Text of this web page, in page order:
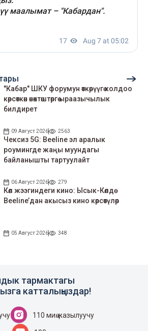
"Кабар" ШКУ форумун өткөрүүгө колдоо
көрсөткөн өнөктөштөргө ыраазычылык
билдирет
09 Август 2026 2563
Чексиз 5G: Beeline эл аралык
роумингде жаңы муундагы
байланышты тартуулайт
06 Август 2026 279
Көл жээгиндеги кино: Ысык-Көлдө
Beeline’дан акысыз кино көрсөтүлөр
05 Август 2026 348
тармактагы
катталыңыздар!
110 миң жазылуучу